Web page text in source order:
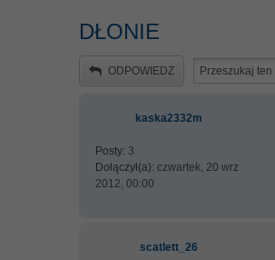
DŁONIE
ODPOWIEDZ
kaska2332m
Posty: 3
Dołączył(a): czwartek, 20 wrz
2012, 00:00
scatlett_26